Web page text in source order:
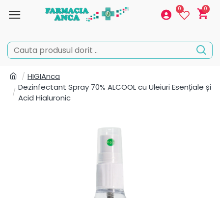
0 0
HIGIAnca
Dezinfectant Spray 70% ALCOOL cu Uleiuri Esențiale și
Acid Hialuronic